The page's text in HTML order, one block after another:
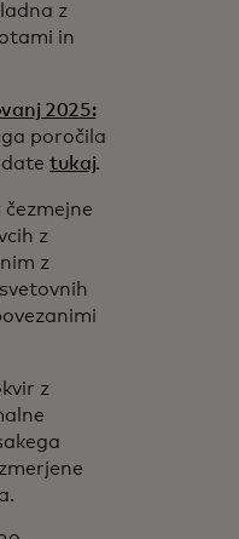
z
in
2025:
poročila
tukaj.
z
z
z